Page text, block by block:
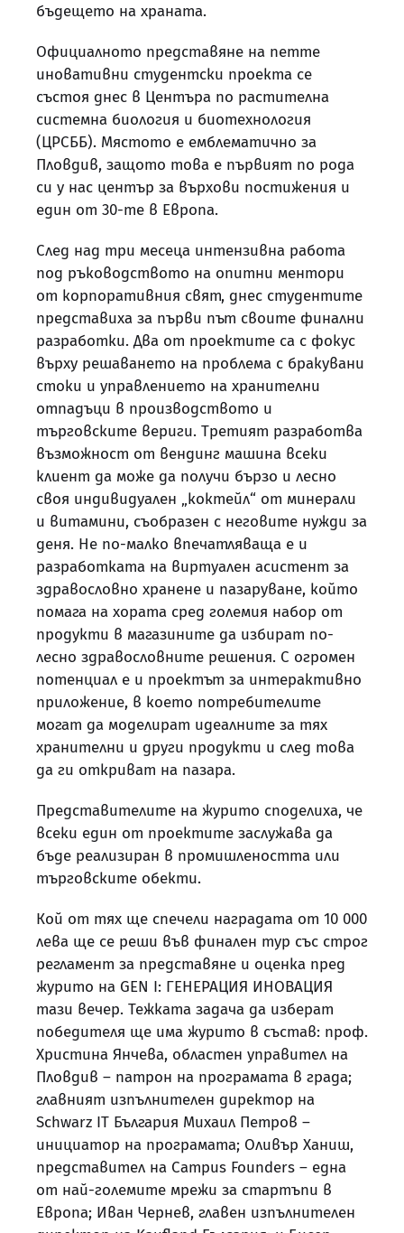
бъдещето на храната.
Официалното представяне на петте
иновативни студентски проекта се
състоя днес в Центъра по растителна
системна биология и биотехнология
(ЦРСББ). Мястото е емблематично за
Пловдив, защото това е първият по рода
си у нас център за върхови постижения и
един от 30-те в Европа.
След над три месеца интензивна работа
под ръководството на опитни ментори
от корпоративния свят, днес студентите
представиха за първи път своите финални
разработки. Два от проектите са с фокус
върху решаването на проблема с бракувани
стоки и управлението на хранителни
отпадъци в производството и
търговските вериги. Третият разработва
възможност от вендинг машина всеки
клиент да може да получи бързо и лесно
своя индивидуален „коктейл“ от минерали
и витамини, съобразен с неговите нужди за
деня. Не по-малко впечатляваща е и
разработката на виртуален асистент за
здравословно хранене и пазаруване, който
помага на хората сред големия набор от
продукти в магазините да избират по-
лесно здравословните решения. С огромен
потенциал е и проектът за интерактивно
приложение, в което потребителите
могат да моделират идеалните за тях
хранителни и други продукти и след това
да ги откриват на пазара.
Представителите на журито споделиха, че
всеки един от проектите заслужава да
бъде реализиран в промишлеността или
търговските обекти.
Кой от тях ще спечели наградата от 10 000
лева ще се реши във финален тур със строг
регламент за представяне и оценка пред
журито на GEN I: ГЕНЕРАЦИЯ ИНОВАЦИЯ
тази вечер. Тежката задача да изберат
победителя ще има журито в състав: проф.
Христина Янчева, областен управител на
Пловдив – патрон на програмата в града;
главният изпълнителен директор на
Schwarz IT България Михаил Петров –
инициатор на програмата; Оливър Ханиш,
представител на Campus Founders – една
от най-големите мрежи за стартъпи в
Европа; Иван Чернев, главен изпълнителен